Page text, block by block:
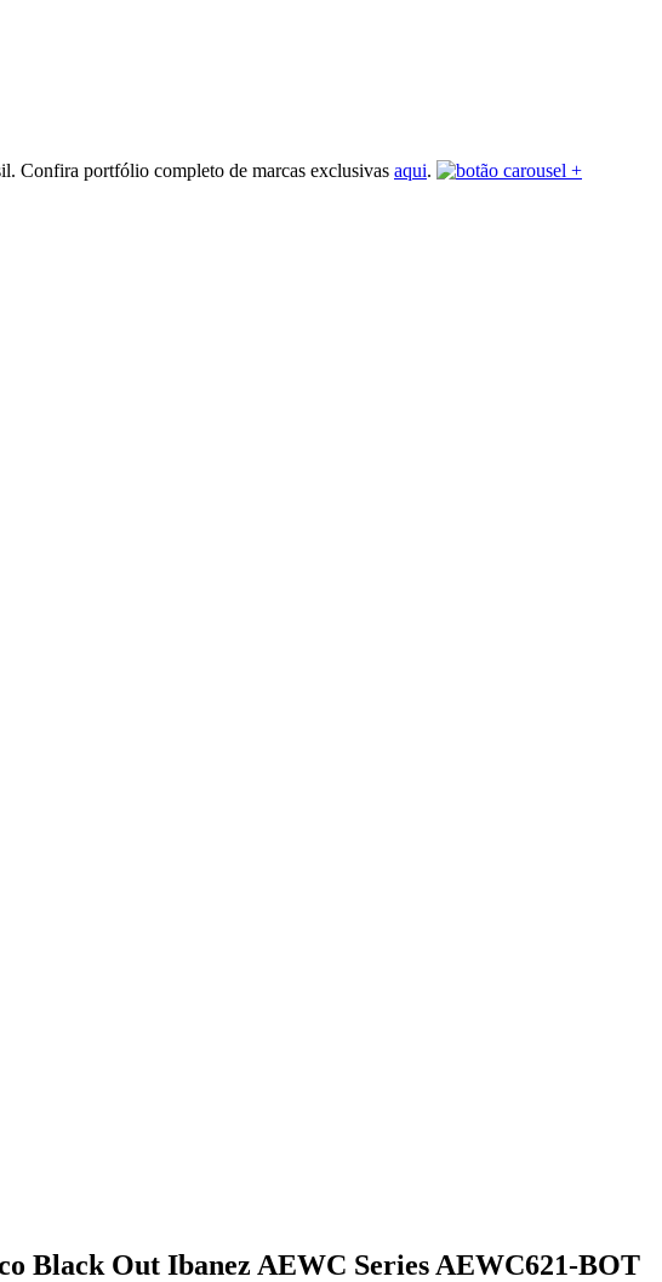
Confira portfólio completo de marcas exclusivas aqui.
Black Out Ibanez AEWC Series AEWC621-BOT